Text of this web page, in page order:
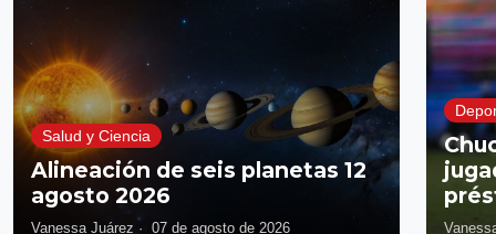
Salud y Ciencia
Alineación de seis planetas 12
agosto 2026
Vanessa Juárez · 07 de agosto de 2026